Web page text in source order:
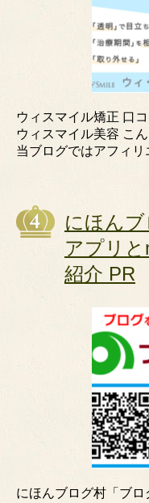
ウィスマイル矯正 口
ウィスマイル美容 こ
当ブログではアフィリ
にほんブ
アプリと
紹介 PR
にほんブログ村「ブ